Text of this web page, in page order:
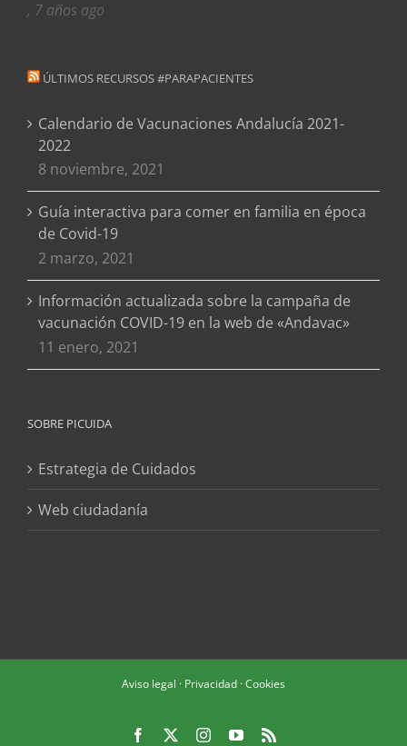
, 7 años ago
ÚLTIMOS RECURSOS #PARAPACIENTES
Calendario de Vacunaciones Andalucía 2021-
2022
8 noviembre, 2021
Guía interactiva para comer en familia en época
de Covid-19
2 marzo, 2021
Información actualizada sobre la campaña de
vacunación COVID-19 en la web de «Andavac»
11 enero, 2021
SOBRE PICUIDA
Estrategia de Cuidados
Web ciudadanía
Aviso legal · Privacidad ·Cookies
Facebook InstagramYouTube